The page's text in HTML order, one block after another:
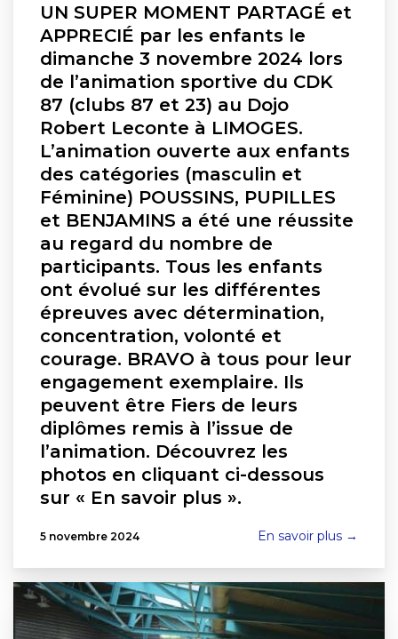
UN SUPER MOMENT PARTAGÉ et
APPRECIÉ par les enfants le
dimanche 3 novembre 2024 lors
de l’animation sportive du CDK
87 (clubs 87 et 23) au Dojo
Robert Leconte à LIMOGES.
L’animation ouverte aux enfants
des catégories (masculin et
Féminine) POUSSINS, PUPILLES
et BENJAMINS a été une réussite
au regard du nombre de
participants. Tous les enfants
ont évolué sur les différentes
épreuves avec détermination,
concentration, volonté et
courage. BRAVO à tous pour leur
engagement exemplaire. Ils
peuvent être Fiers de leurs
diplômes remis à l’issue de
l’animation. Découvrez les
photos en cliquant ci-dessous
sur « En savoir plus ».
5 novembre 2024 En savoir plus →